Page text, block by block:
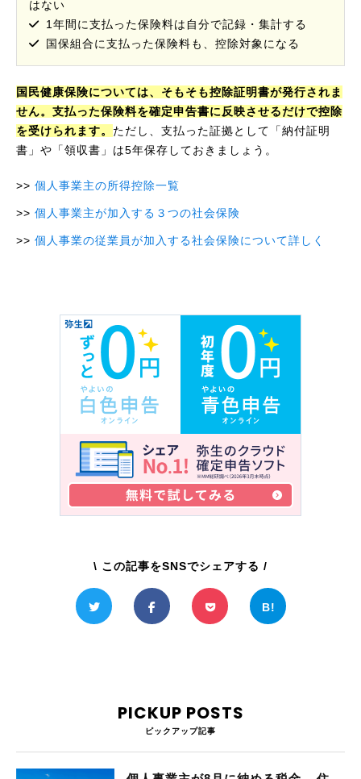
はない
1年間に支払った保険料は自分で記録・集計する
国保組合に支払った保険料も、控除対象になる
国民健康保険については、そもそも控除証明書が発行されま
せん。支払った保険料を確定申告書に反映させるだけで控除
を受けられます。 ただし、支払った証拠として「納付証明
書」や「領収書」は5年保存しておきましょう。
個人事業主の所得控除一覧
個人事業主が加入する３つの社会保険
個人事業の従業員が加入する社会保険について詳しく
\ この記事をSNSでシェアする /
PICKUP POSTS
ピックアップ記事